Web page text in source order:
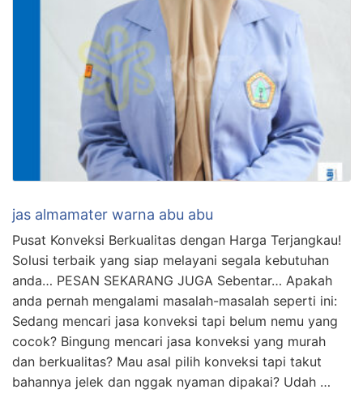
jas almamater warna abu abu
Pusat Konveksi Berkualitas dengan Harga Terjangkau!
Solusi terbaik yang siap melayani segala kebutuhan
anda… PESAN SEKARANG JUGA Sebentar… Apakah
anda pernah mengalami masalah-masalah seperti ini:
Sedang mencari jasa konveksi tapi belum nemu yang
cocok? Bingung mencari jasa konveksi yang murah
dan berkualitas? Mau asal pilih konveksi tapi takut
bahannya jelek dan nggak nyaman dipakai? Udah …